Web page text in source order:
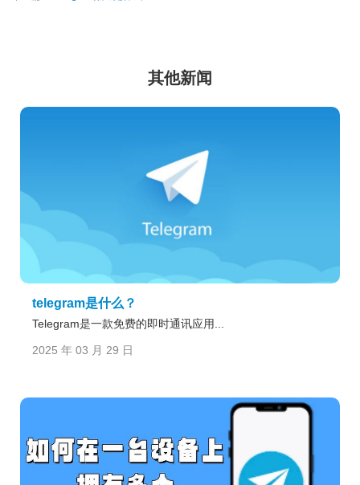
其他新闻
telegram是什么？
Telegram是一款免费的即时通讯应用...
2025 年 03 月 29 日